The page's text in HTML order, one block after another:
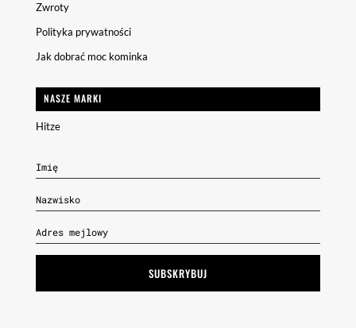
Zwroty
Polityka prywatności
Jak dobrać moc kominka
NASZE MARKI
Hitze
SUBSKRYBUJ